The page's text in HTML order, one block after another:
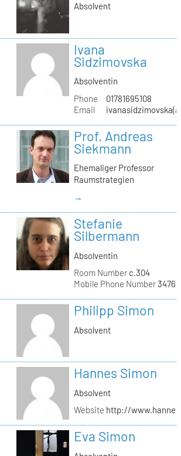
Absolvent
Ivana
Sidzimovska
Absolventin
Phone
01781695108
Email
Prof. Andreas
Siekmann
Ehemaliger Professor
Raumstrategien
→
Stefanie
Silbermann
Absolventin
Room Numberc.304
Mobile Phone Number
Philipp Simon
Absolvent
Hannes Simon
Absolvent
Website http://
Eva Simon